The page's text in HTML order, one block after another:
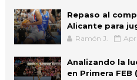
Repaso al
Alicante para
Ramón J. Apr
Analizando la
en Primera